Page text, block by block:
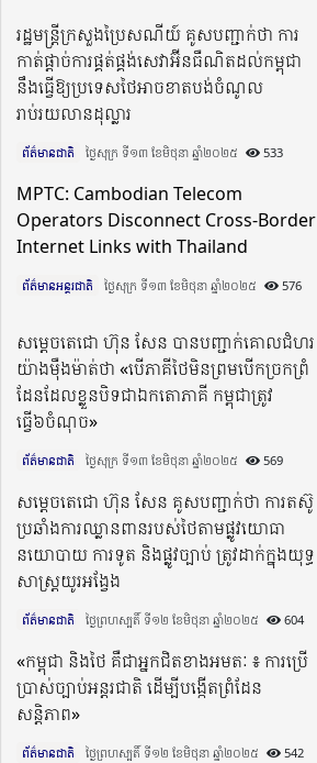
រដ្ឋមន្រ្តីក្រសួងប្រៃសណីយ៍ គូសបញ្ជាក់ថា ការ
កាត់ផ្ដាច់ការផ្គត់ផ្គង់សេវាអ៊ីនធឺណិតដល់កម្ពុជា
នឹងធ្វើឱ្យប្រទេសថៃអាចខាតបង់ចំណូល
រាប់រយលានដុល្លារ
ព័ត៌មានជាតិ ថ្ងៃសុក្រ ទី១៣ ខែមិថុនា ឆ្នាំ២០២៥​ 533
MPTC: Cambodian Telecom
Operators Disconnect Cross-Border
Internet Links with Thailand
ព័ត៌មានអន្តរជាតិ ថ្ងៃសុក្រ ទី១៣ ខែមិថុនា ឆ្នាំ២០២៥​ 576
សម្តេចតេជោ ហ៊ុន សែន បានបញ្ជាក់គោលជំហរ
យ៉ាងម៉ឺងម៉ាត់ថា «បើភាគីថៃមិនព្រមបើកច្រកព្រំ
ដែនដែលខ្លួនបិទជាឯកតោភាគី កម្ពុជាត្រូវ
ធ្វើ៦ចំណុច»
ព័ត៌មានជាតិ ថ្ងៃសុក្រ ទី១៣ ខែមិថុនា ឆ្នាំ២០២៥​ 569
សម្តេចតេជោ ហ៊ុន សែន គូសបញ្ជាក់ថា ការតស៊ូ
ប្រឆាំងការឈ្លានពានរបស់ថៃតាមផ្លូវយោធា
នយោបាយ ការទូត និងផ្លូវច្បាប់ ត្រូវដាក់ក្នុងយុទ្ធ
សាស្ត្រយូរអង្វែង
ព័ត៌មានជាតិ ថ្ងៃព្រហស្បតិ៍ ទី១២ ខែមិថុនា ឆ្នាំ២០២៥​ 604
«កម្ពុជា និងថៃ គឺជាអ្នកជិតខាងអមតៈ ៖ ការប្រើ
ប្រាស់ច្បាប់អន្តរជាតិ ដើម្បីបង្កើតព្រំដែន
សន្តិភាព»
ព័ត៌មានជាតិ ថ្ងៃព្រហស្បតិ៍ ទី១២ ខែមិថុនា ឆ្នាំ២០២៥​ 542